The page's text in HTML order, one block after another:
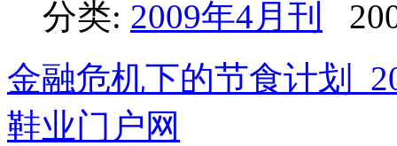
分类: 2009年4月刊
金融危机下的节食计划
鞋业门户网